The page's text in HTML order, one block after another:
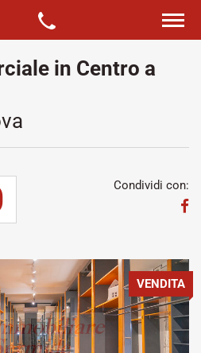
in Centro a
Condividi con:
VENDITA